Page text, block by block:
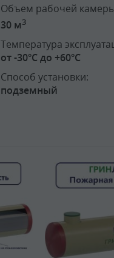
Объем рабочей
30 м3
Температура
от -30°C до +60°C
Способ установки:
подземный